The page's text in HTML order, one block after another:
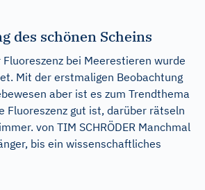
des schönen Scheins
Fluoreszenz bei Meerestieren wurde
Mit der erstmaligen Beobachtung
aber ist es zum Trendthema
Fluoreszenz gut ist, darüber rätseln
von TIM SCHRÖDER Manchmal
bis ein wissenschaftliches